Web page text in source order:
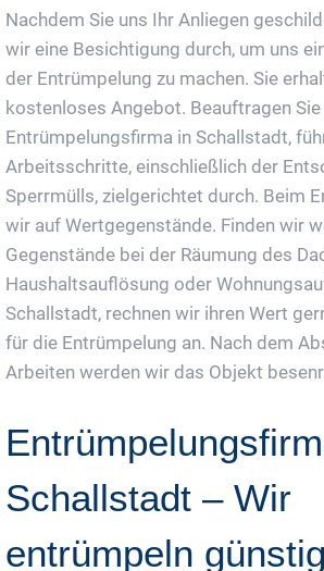
Nachdem Sie uns Ihr Anliegen
wir eine Besichtigung durch, um uns
der Entrümpelung zu machen. Sie
kostenloses Angebot. Beauftragen
Entrümpelungsfirma in Schallstadt,
Arbeitsschritte, einschließlich der
Sperrmülls, zielgerichtet durch. Beim
wir auf Wertgegenstände. Finden wir
Gegenstände bei der Räumung des
Haushaltsauflösung oder
Schallstadt, rechnen wir ihren Wert
für die Entrümpelung an. Nach dem
Arbeiten werden wir das Objekt
Schallstadt – Wir
entrümpeln günstig